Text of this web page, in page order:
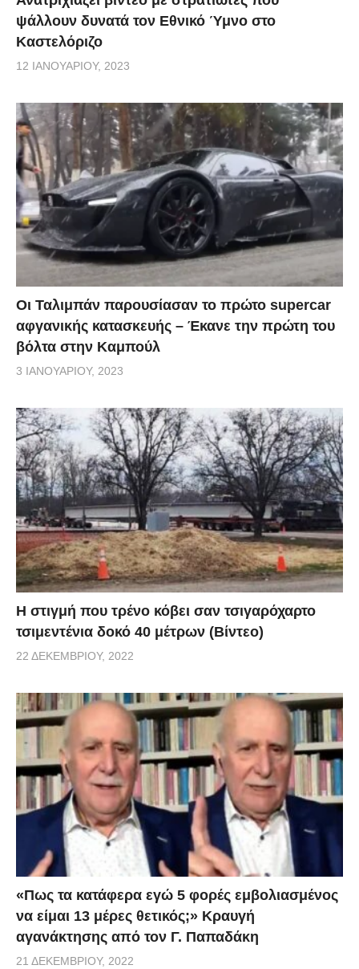
ψάλλουν δυνατά τον Εθνικό Ύμνο στο
Καστελόριζο
12 ΙΑΝΟΥΑΡΊΟΥ, 2023
Οι Ταλιμπάν παρουσίασαν το πρώτο supercar
αφγανικής κατασκευής – Έκανε την πρώτη του
βόλτα στην Καμπούλ
3 ΙΑΝΟΥΑΡΊΟΥ, 2023
H στιγμή που τρένο κόβει σαν τσιγαρόχαρτο
τσιμεντένια δοκό 40 μέτρων (Βίντεο)
22 ΔΕΚΕΜΒΡΊΟΥ, 2022
«Πως τα κατάφερα εγώ 5 φορές εμβoλιασμένος
να είμαι 13 μέρες θετικός;» Κραυγή
αγανάκτησης από τον Γ. Παπαδάκη
21 ΔΕΚΕΜΒΡΊΟΥ, 2022